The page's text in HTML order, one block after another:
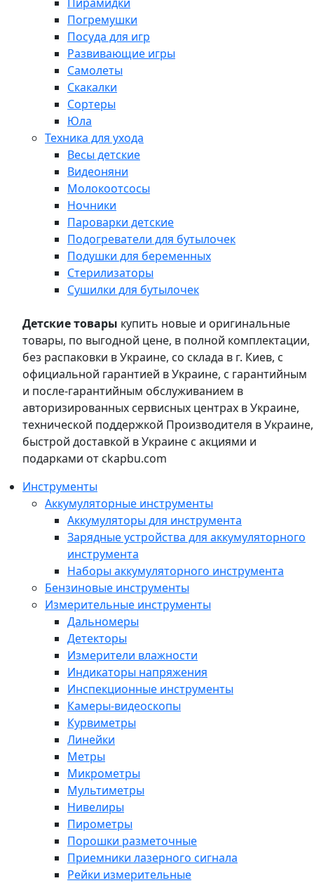
Погремушки
Посуда для игр
Развивающие игры
Самолеты
Скакалки
Сортеры
Юла
Техника для ухода
Весы детские
Видеоняни
Молокоотсосы
Ночники
Пароварки детские
Подогреватели для бутылочек
Подушки для беременных
Стерилизаторы
Сушилки для бутылочек
Детские товары купить новые и оригинальные
товары, по выгодной цене, в полной комплектации,
без распаковки в Украине, со склада в г. Киев, с
официальной гарантией в Украине, с гарантийным
и после-гарантийным обслуживанием в
авторизированных сервисных центрах в Украине,
технической поддержкой Производителя в Украине,
быстрой доставкой в Украине с акциями и
подарками от ckapbu.com
Инструменты
Аккумуляторные инструменты
Аккумуляторы для инструмента
Зарядные устройства для аккумуляторного
инструмента
Наборы аккумуляторного инструмента
Бензиновые инструменты
Измерительные инструменты
Дальномеры
Детекторы
Измерители влажности
Индикаторы напряжения
Инспекционные инструменты
Камеры-видеоскопы
Курвиметры
Линейки
Метры
Микрометры
Мультиметры
Нивелиры
Пирометры
Порошки разметочные
Приемники лазерного сигнала
Рейки измерительные